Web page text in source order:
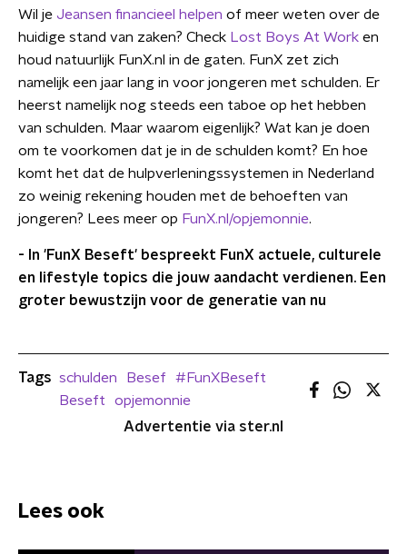
Wil je Jeansen financieel helpen of meer weten over de
huidige stand van zaken? Check Lost Boys At Work en
houd natuurlijk FunX.nl in de gaten. FunX zet zich
namelijk een jaar lang in voor jongeren met schulden. Er
heerst namelijk nog steeds een taboe op het hebben
van schulden. Maar waarom eigenlijk? Wat kan je doen
om te voorkomen dat je in de schulden komt? En hoe
komt het dat de hulpverleningssystemen in Nederland
zo weinig rekening houden met de behoeften van
jongeren? Lees meer op FunX.nl/opjemonnie.
- In 'FunX Beseft' bespreekt FunX actuele, culturele
en lifestyle topics die jouw aandacht verdienen. Een
groter bewustzijn voor de generatie van nu
Tags schulden Besef
#FunXBeseft
Beseft
opjemonnie
Advertentie via ster.nl
Lees ook